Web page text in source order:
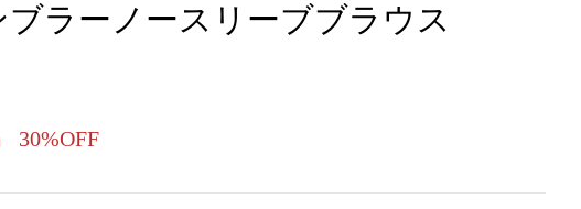
ラーノースリーブブラウス
30%OFF